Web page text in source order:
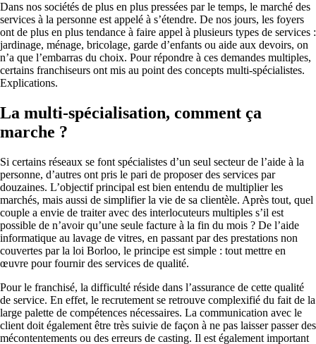
Dans nos sociétés de plus en plus pressées par le temps, le marché des
services à la personne est appelé à s’étendre. De nos jours, les foyers
ont de plus en plus tendance à faire appel à plusieurs types de services :
jardinage, ménage, bricolage, garde d’enfants ou aide aux devoirs, on
n’a que l’embarras du choix. Pour répondre à ces demandes multiples,
certains franchiseurs ont mis au point des concepts multi-spécialistes.
Explications.
La multi-spécialisation, comment ça
marche ?
Si certains réseaux se font spécialistes d’un seul secteur de l’aide à la
personne, d’autres ont pris le pari de proposer des services par
douzaines. L’objectif principal est bien entendu de multiplier les
marchés, mais aussi de simplifier la vie de sa clientèle. Après tout, quel
couple a envie de traiter avec des interlocuteurs multiples s’il est
possible de n’avoir qu’une seule facture à la fin du mois ? De l’aide
informatique au lavage de vitres, en passant par des prestations non
couvertes par la loi Borloo, le principe est simple : tout mettre en
œuvre pour fournir des services de qualité.
Pour le franchisé, la difficulté réside dans l’assurance de cette qualité
de service. En effet, le recrutement se retrouve complexifié du fait de la
large palette de compétences nécessaires. La communication avec le
client doit également être très suivie de façon à ne pas laisser passer des
mécontentements ou des erreurs de casting. Il est également important